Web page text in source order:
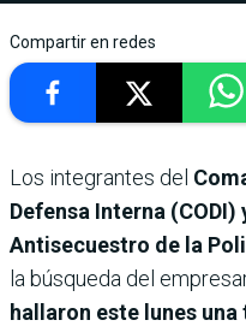
Compartir en redes
Los integrantes del
Defensa Interna
Antisecuestro de la
la búsqueda del
hallaron este lunes